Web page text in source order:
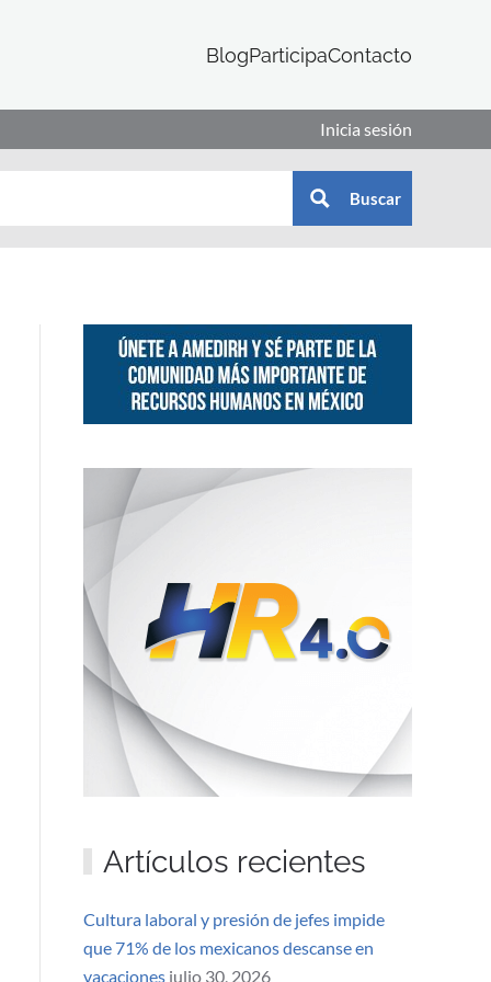
BlogParticipaContacto
Inicia sesión
Buscar
Artículos recientes
Cultura laboral y presión de jefes impide
que 71% de los mexicanos descanse en
vacaciones julio 30, 2026